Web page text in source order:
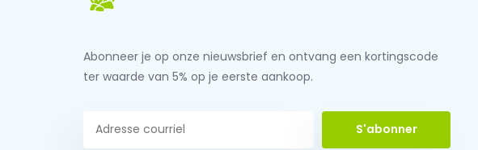
Abonneer je op onze nieuwsbrief en ontvang een kortingscode
ter waarde van 5% op je eerste aankoop.
S'abonner